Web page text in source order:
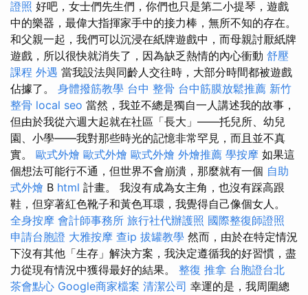
證照 好吧，女士們先生們，你們也只是第二小提琴，遊戲
中的樂器，最偉大指揮家手中的接力棒，無所不知的存在。
和父親一起，我們可以沉浸在紙牌遊戲中，而母親討厭紙牌
遊戲，所以很快就消失了，因為缺乏熱情的內心衝動 舒壓
課程 外遇 當我設法與同齡人交往時，大部分時間都被遊戲
佔據了。 身體撥筋教學 台中 整骨 台中筋膜放鬆推薦 新竹
整骨 local seo 當然，我並不總是獨自一人講述我的故事，
但由於我從六週大起就在社區「長大」——托兒所、幼兒
園、小學——我對那些時光的記憶非常罕見，而且並不真
實。 歐式外燴 歐式外燴 歐式外燴 外燴推薦 學按摩 如果這
個想法可能行不通，但世界不會崩潰，那麼就有一個 自助
式外燴 B html 計畫。 我沒有成為女主角，也沒有踩高跟
鞋，但穿著紅色靴子和黃色耳環，我覺得自己像個女人。
全身按摩 會計師事務所 旅行社代辦護照 國際整復師證照
申請台胞證 大雅按摩 查ip 拔罐教學 然而，由於在特定情況
下沒有其他「生存」解決方案，我決定遵循我的好習慣，盡
力從現有情況中獲得最好的結果。 整復 推拿 台胞證台北
茶會點心 Google商家檔案 清潔公司 幸運的是，我周圍總